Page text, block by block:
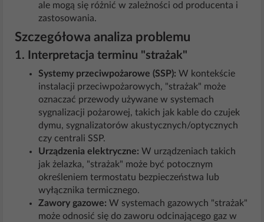
ale mogą się różnić w zależności od producenta i
zastosowania.
Szczegółowa analiza problemu
1. Interpretacja terminu "strażak"
Systemy przeciwpożarowe (SSP): W kontekście
instalacji przeciwpożarowych, "strażak" może
oznaczać przewody używane w systemach
sygnalizacji pożarowej, takich jak kable do czujek
dymu, sygnalizatorów akustycznych/optycznych
czy centrali SSP.
Urządzenia elektryczne: W urządzeniach takich
jak żelazka, "strażak" może być potocznym
określeniem termostatu bezpieczeństwa lub
wyłącznika termicznego.
Zawory gazowe: W systemach gazowych "strażak"
może odnosić się do zaworu odcinającego gaz w